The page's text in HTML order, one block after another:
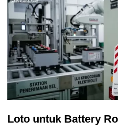
Loto untuk Battery